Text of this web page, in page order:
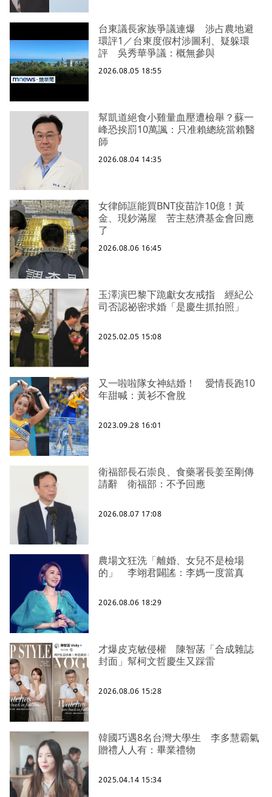
台東議長家族爭議連爆 涉占農地避
環評1／台東度假村涉圖利、疑躲環
評 吳秀華爭議：概無參與
2026.08.05 18:55
幫凱道絕食小雞量血壓遭檢舉？蘇一
峰恐挨罰10萬諷：只准賴總統當賴醫
師
2026.08.04 14:35
女律師誆能買BNT疫苗詐10億！黃
金、現鈔滿屋 苦主慈濟基金會回應
了
2026.08.06 16:45
玉澤演巴黎下跪獻女友戒指 經紀公
司否認祕密求婚「是慶生抓拍照」
2025.02.05 15:08
又一啦啦隊女神結婚！ 愛情長跑10
年甜喊：黃衫不會脫
2023.09.28 16:01
衛福部長石崇良、食藥署長姜至剛傳
請辭 衛福部：不予回應
2026.08.07 17:08
農場文狂洗「離婚、女兒不是檢場
的」 李翊君闢謠：李媽一度當真
2026.08.06 18:29
才爆皮克敏侵權 陳智菡「合成雜誌
封面」幫柯文哲慶生又踩雷
2026.08.06 15:28
韓國巧遇8名台灣大學生 李多慧霸氣
贈禮人人有：畢業禮物
2025.04.14 15:34